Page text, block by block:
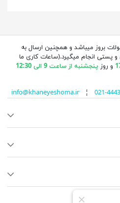
بروز میباشد و همچنین ارسال به
پستی انجام میگیرد.(ساعات کاری ما
و روز پنجشنبه از ساعت 9 الی 12:30
info@khaneyeshoma.ir¦ 021-